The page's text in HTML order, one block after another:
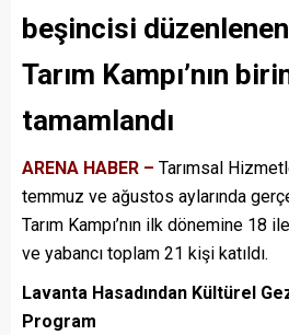
beşincisi
Tarım Kampı’nın
tamamlandı
ARENA HABER – Tarımsal
temmuz ve ağustos aylarında
Tarım Kampı’nın ilk dönemine 18
ve yabancı toplam 21 kişi katıldı.
Lavanta Hasadından Kültürel
Program